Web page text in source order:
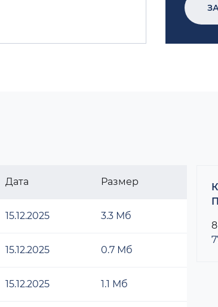
Дата Размер
15.12.2025 3.3 Мб
15.12.2025 0.7 Мб
15.12.2025 1.1 Мб